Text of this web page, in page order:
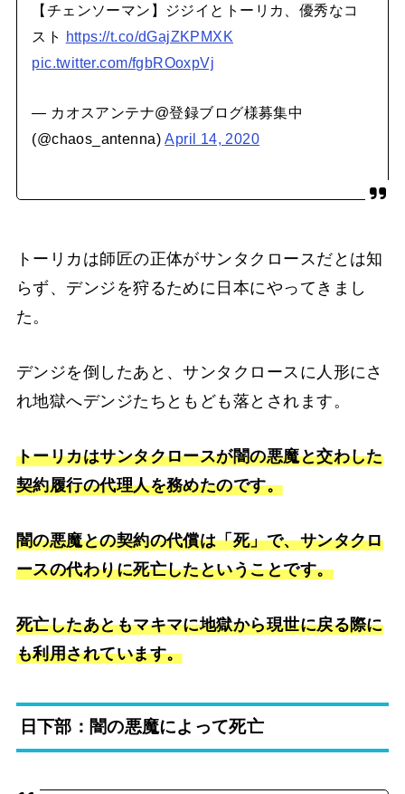
【チェンソーマン】ジジイとトーリカ、優秀なコ
スト https://t.co/dGajZKPMXK
pic.twitter.com/fgbROoxpVj
— カオスアンテナ@登録ブログ様募集中
(@chaos_antenna)April 14, 2020
トーリカは師匠の正体がサンタクロースだとは知
らず、デンジを狩るために日本にやってきまし
た。
デンジを倒したあと、サンタクロースに人形にさ
れ地獄へデンジたちともども落とされます。
トーリカはサンタクロースが闇の悪魔と交わした
契約履行の代理人を務めたのです。
闇の悪魔との契約の代償は「死」で、サンタクロ
ースの代わりに死亡したということです。
死亡したあともマキマに地獄から現世に戻る際に
も利用されています。
日下部：闇の悪魔によって死亡